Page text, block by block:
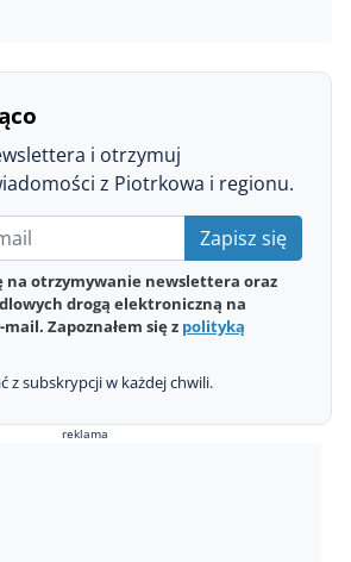
i otrzymuj
z Piotrkowa i regionu.
Zapisz się
na otrzymywanie newslettera oraz
drogą elektroniczną na
Zapoznałem się z polityką
z subskrypcji w każdej chwili.
reklama